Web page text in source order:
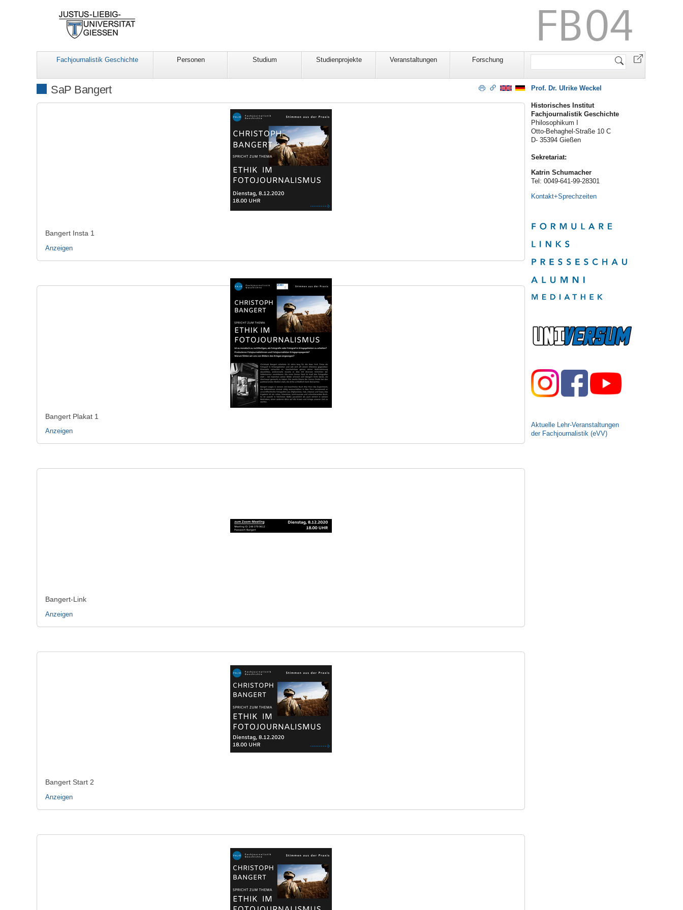
Fachjournalistik Geschichte Personen Studium Studienprojekte Veranstaltungen Forschung
Website
SaP Bangert
Bangert Insta 1
Anzeigen
Bangert Plakat 1
Anzeigen
Bangert-Link
Anzeigen
Bangert Start 2
Anzeigen
Prof. Dr. Ulrike Weckel
Historisches Institut
Fachjournalistik Geschichte
Philosophikum I
Otto-Behaghel-Straße 10 C
D- 35394 Gießen
Sekretariat:
Katrin Schumacher
Tel: 0049-641-99-28301
Kontakt+Sprechzeiten
Aktuelle Lehr-Veranstaltungen
der Fachjournalistik (eVV)